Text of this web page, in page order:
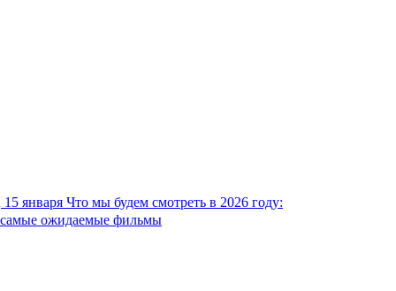
15 января Что мы будем смотреть в 2026 году:
самые ожидаемые фильмы